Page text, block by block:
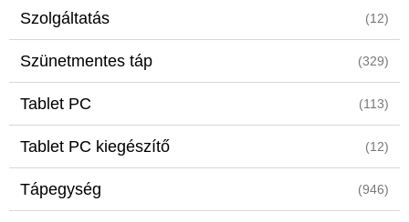
Szolgáltatás (12)
Szünetmentes táp (329)
Tablet PC (113)
Tablet PC kiegészítő (12)
Tápegység (946)